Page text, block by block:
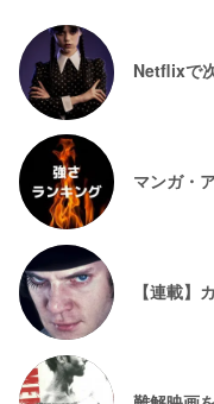
Netflixで
マンガ・
【連載】